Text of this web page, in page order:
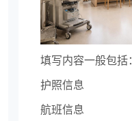
填写内容一般包括：
护照信息
航班信息